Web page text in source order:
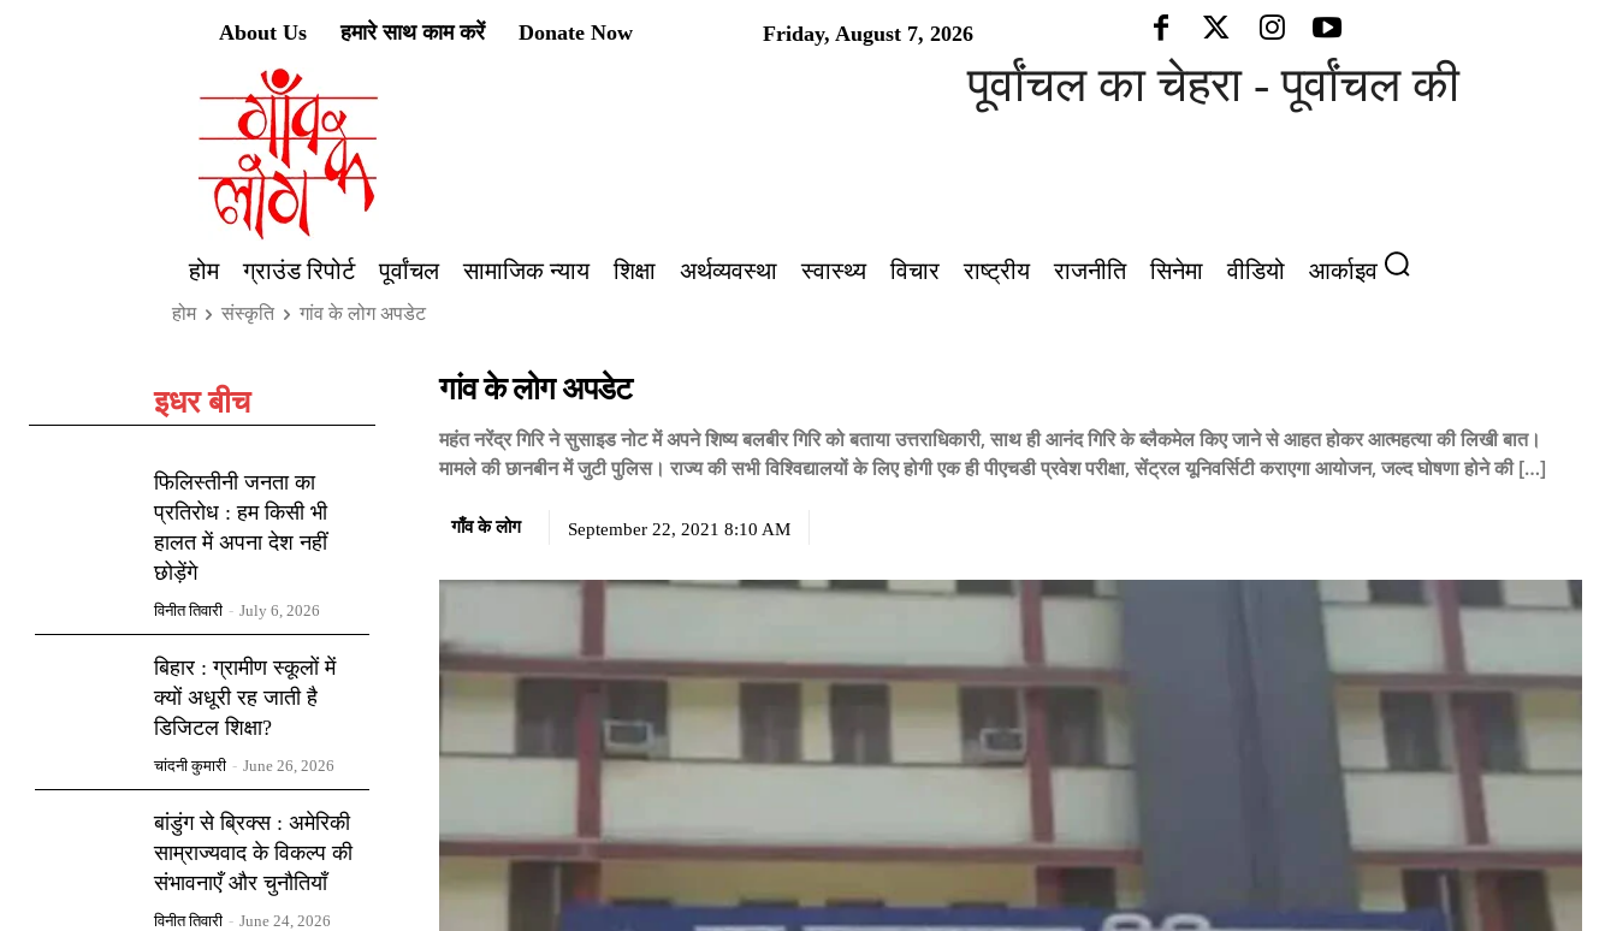
Friday, August 7, 2026
About Us हमारे साथ काम करें Donate Now
पूर्वांचल का चेहरा - पूर्वांचल की आवाज़
होम ग्राउंड रिपोर्ट पूर्वांचल सामाजिक न्याय शिक्षा अर्थव्यवस्था स्वास्थ्य विचार राष्ट्रीय राजनीति सिनेमा वीडियो आर्काइव
होम संस्कृति गांव के लोग अपडेट
इधर बीच
फिलिस्तीनी जनता का
प्रतिरोध : हम किसी भी
हालत में अपना देश नहीं
छोड़ेंगे
विनीत तिवारी - July 6, 2026
बिहार : ग्रामीण स्कूलों में
क्यों अधूरी रह जाती है
डिजिटल शिक्षा?
चांदनी कुमारी - June 26, 2026
बांडुंग से ब्रिक्स : अमेरिकी
साम्राज्यवाद के विकल्प की
संभावनाएँ और चुनौतियाँ
विनीत तिवारी - June 24, 2026
गांव के लोग अपडेट
महंत नरेंद्र गिरि ने सुसाइड नोट में अपने शिष्य बलबीर गिरि को बताया उत्तराधिकारी, साथ ही आनंद गिरि के ब्लैकमेल किए जाने से आहत होकर आत्महत्या की लिखी बात।
मामले की छानबीन में जुटी पुलिस। राज्य की सभी विश्विद्यालयों के लिए होगी एक ही पीएचडी प्रवेश परीक्षा, सेंट्रल यूनिवर्सिटी कराएगा आयोजन, जल्द घोषणा होने की […]
गाँव के लोग September 22, 2021 8:10 AM